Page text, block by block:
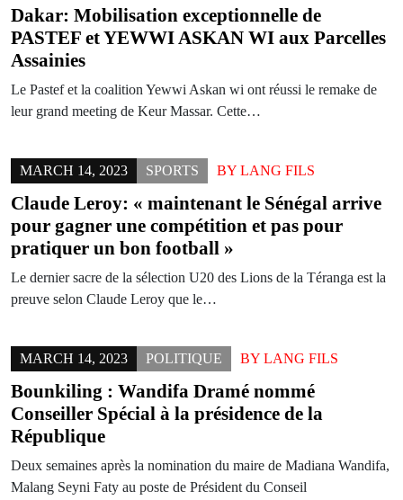
Dakar: Mobilisation exceptionnelle de
PASTEF et YEWWI ASKAN WI aux Parcelles
Assainies
Le Pastef et la coalition Yewwi Askan wi ont réussi le remake de
leur grand meeting de Keur Massar. Cette…
MARCH 14, 2023 SPORTS BY LANG FILS
Claude Leroy: « maintenant le Sénégal arrive
pour gagner une compétition et pas pour
pratiquer un bon football »
Le dernier sacre de la sélection U20 des Lions de la Téranga est la
preuve selon Claude Leroy que le…
MARCH 14, 2023 POLITIQUE BY LANG FILS
Bounkiling : Wandifa Dramé nommé
Conseiller Spécial à la présidence de la
République
Deux semaines après la nomination du maire de Madiana Wandifa,
Malang Seyni Faty au poste de Président du Conseil